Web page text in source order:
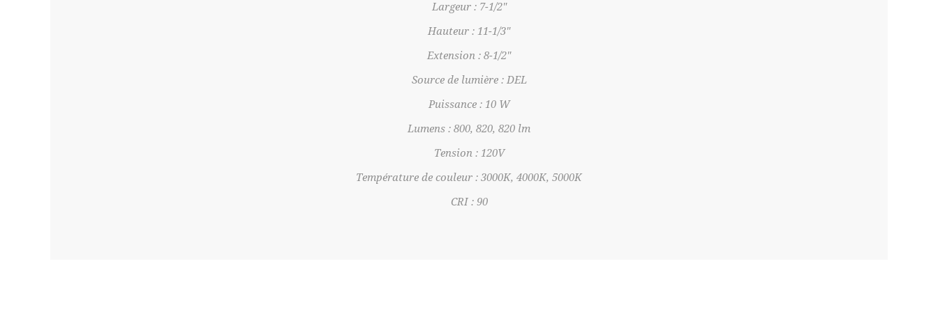
Largeur : 7-1/2"
Hauteur : 11-1/3"
Extension : 8-1/2"
Source de lumière : DEL
Puissance : 10 W
Lumens : 800, 820, 820 lm
Tension : 120V
Température de couleur : 3000K, 4000K, 5000K
CRI : 90